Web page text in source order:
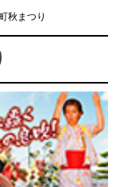
秋まつり